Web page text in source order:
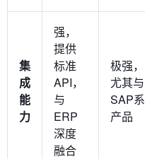
集
成
能
力
强，
提供
标准
API，
与
ERP
深度
融合
极强，
尤其与
SAP系
产品